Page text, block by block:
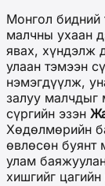
Монгол бидний
малчны ухаан
явах, хүндэлж
улаан тэмээн
нэмэгдүүлж,
залуу малчдыг
сүргийн эзэн
Хөдөлмөрийн
өвлөсөн буянт
улам
хишгийг цагийн